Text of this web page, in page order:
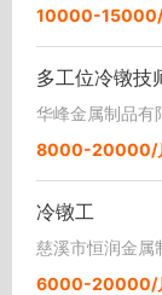
10000-15000/
多工位冷镦技
华峰金属制品有
8000-20000/
冷镦工
慈溪市恒润金属
6000-20000/